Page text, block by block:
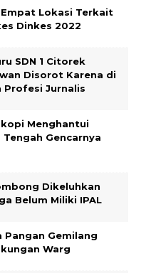
Empat Lokasi Terkait
Dinkes 2022
SDN 1 Citorek
Disorot Karena di
Profesi Jurnalis
Menghantui
Gencarnya
Dikeluhkan
Belum Miliki IPAL
Pangan Gemilang
Warg